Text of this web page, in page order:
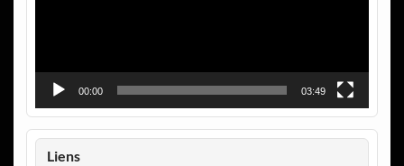
00:00 03:49
Liens